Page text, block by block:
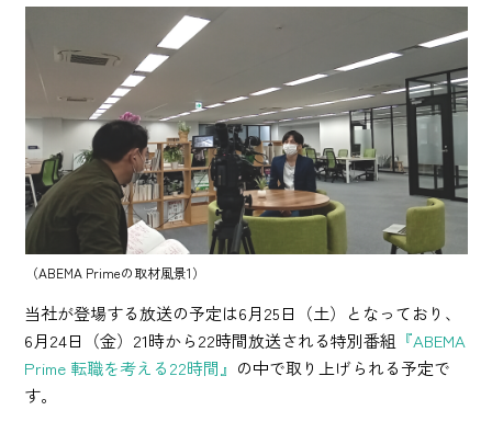
（ABEMA Primeの取材風景1）
当社が登場する放送の予定は6月25日（土）となっており、
6月24日（金）21時から22時間放送される特別番組 『ABEMA
Prime 転職を考える22時間』 の中で取り上げられる予定で
す。